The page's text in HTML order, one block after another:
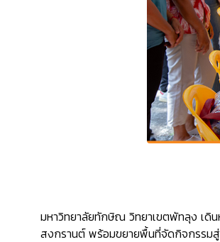
มหาวิทยาลัยทักษิณ วิทยาเขตพัทลุง เดิ
สงกรานต์ พร้อมขยายพื้นที่จัดกิจกรรม